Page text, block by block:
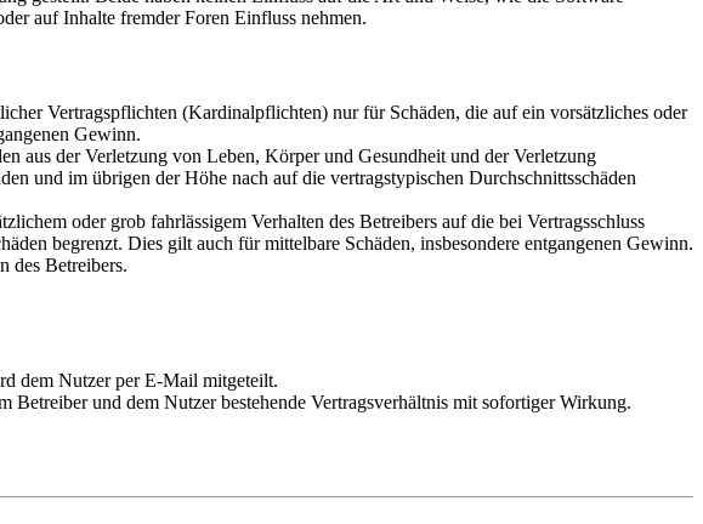
auf Inhalte fremder Foren Einfluss nehmen.
Vertragspflichten (Kardinalpflichten) nur für Schäden, die auf ein vorsätzliches oder
Gewinn.
aus der Verletzung von Leben, Körper und Gesundheit und der Verletzung
und im übrigen der Höhe nach auf die vertragstypischen Durchschnittsschäden
oder grob fahrlässigem Verhalten des Betreibers auf die bei Vertragsschluss
begrenzt. Dies gilt auch für mittelbare Schäden, insbesondere entgangenen Gewinn.
des Betreibers.
dem Nutzer per E-Mail mitgeteilt.
und dem Nutzer bestehende Vertragsverhältnis mit sofortiger Wirkung.